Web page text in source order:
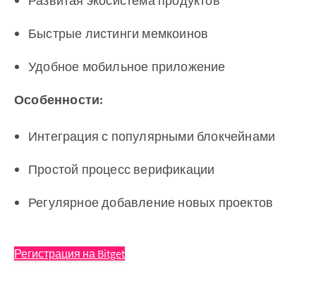
Быстрые листинги мемкоинов
Удобное мобильное приложение
Особенности:
Интеграция с популярными блокчейнами
Простой процесс верификации
Регулярное добавление новых проектов
Регистрация на Bitget